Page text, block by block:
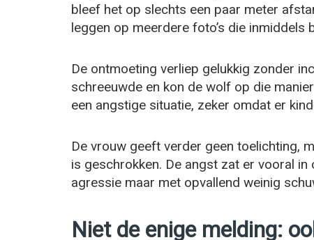
bleef het op slechts een paar meter
leggen op meerdere foto’s die inmiddels
De ontmoeting verliep gelukkig zonder
schreeuwde en kon de wolf op die
een angstige situatie, zeker omdat er
De vrouw geeft verder geen toelichting,
is geschrokken. De angst zat er vooral
agressie maar met opvallend weinig
Niet de enige melding: